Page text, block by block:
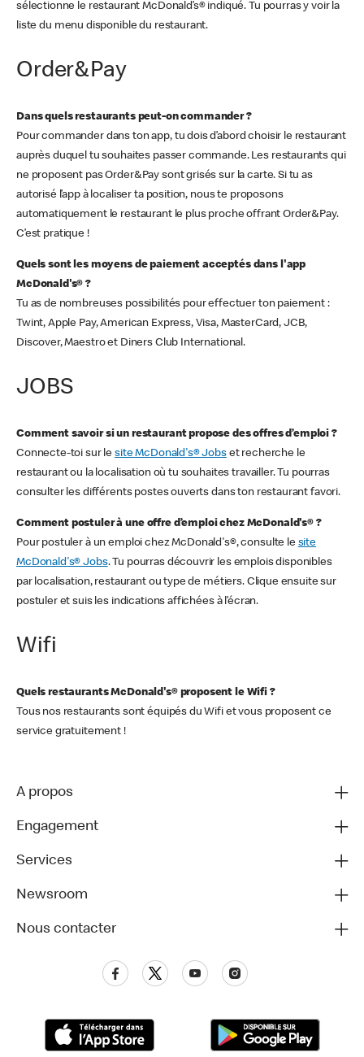
sélectionne le restaurant McDonald’s® indiqué. Tu pourras y voir la
liste du menu disponible du restaurant.
Order&Pay
Dans quels restaurants peut-on commander ?
Pour commander dans ton app, tu dois d’abord choisir le restaurant
auprès duquel tu souhaites passer commande. Les restaurants qui
ne proposent pas Order&Pay sont grisés sur la carte. Si tu as
autorisé l’app à localiser ta position, nous te proposons
automatiquement le restaurant le plus proche offrant Order&Pay.
C’est pratique !
Quels sont les moyens de paiement acceptés dans l'app
McDonald's® ?
Tu as de nombreuses possibilités pour effectuer ton paiement :
Twint, Apple Pay, American Express, Visa, MasterCard, JCB,
Discover, Maestro et Diners Club International.
JOBS
Comment savoir si un restaurant propose des offres d’emploi ?
Connecte-toi sur le site McDonald's® Jobset recherche le
restaurant ou la localisation où tu souhaites travailler. Tu pourras
consulter les différents postes ouverts dans ton restaurant favori.
Comment postuler à une offre d’emploi chez McDonald's® ?
Pour postuler à un emploi chez McDonald's®, consulte le site
McDonald's® Jobs. Tu pourras découvrir les emplois disponibles
par localisation, restaurant ou type de métiers. Clique ensuite sur
postuler et suis les indications affichées à l’écran.
Wifi
Quels restaurants McDonald's® proposent le Wifi ?
Tous nos restaurants sont équipés du Wifi et vous proposent ce
service gratuitement !
A propos
Engagement
Services
Newsroom
Nous contacter